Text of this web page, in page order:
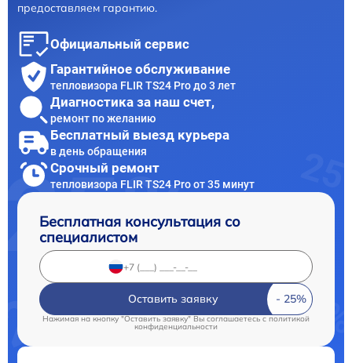
предоставляем гарантию.
Официальный сервис
Гарантийное обслуживание
тепловизора FLIR TS24 Pro до 3 лет
Диагностика за наш счет,
ремонт по желанию
Бесплатный выезд курьера
в день обращения
Срочный ремонт
тепловизора FLIR TS24 Pro от 35 минут
Бесплатная консультация со
специалистом
Оставить заявку
Нажимая на кнопку "Оставить заявку" Вы соглашаетесь c политикой
конфиденциальности